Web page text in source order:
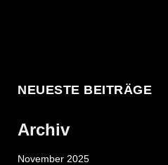
NEUESTE BEITRÄGE
Archiv
November 2025